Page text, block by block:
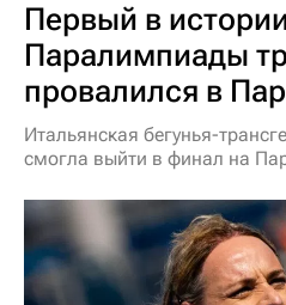
Первый в
Паралимпиады
провалился в
Итальянская бегунья-
смогла выйти в финал на